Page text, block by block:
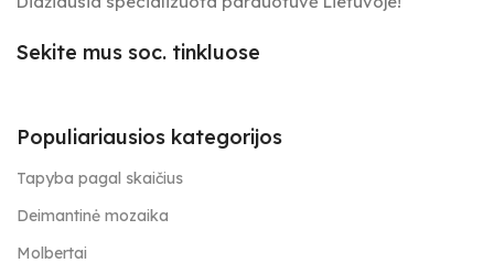
Sekite mus soc. tinkluose
Populiariausios kategorijos
Tapyba pagal skaičius
Deimantinė mozaika
Molbertai